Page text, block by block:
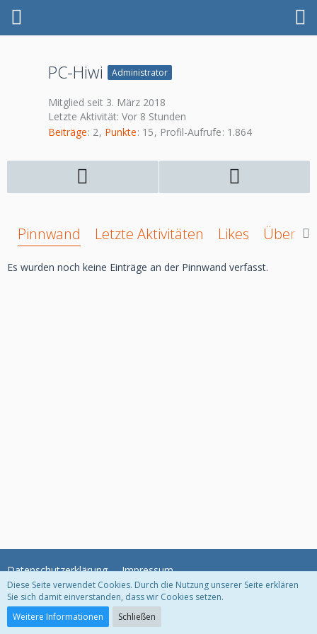
PC-Hiwi Administrator
Mitglied seit 3. März 2018
Letzte Aktivität: Vor 8 Stunden
Beiträge 2 Punkte 15 Profil-Aufrufe 1.864
Pinnwand Letzte Aktivitäten Likes Über
Es wurden noch keine Einträge an der Pinnwand verfasst.
Datenschutzerklärung Impressum
Community-Software:
Diese Seite verwendet Cookies. Durch die Nutzung unserer Seite erklären
Sie sich damit einverstanden, dass wir Cookies setzen.
Weitere Informationen
Schließen